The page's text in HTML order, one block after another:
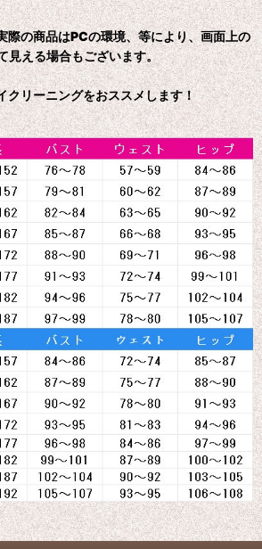
際の商品はPCの環境、等により、画面上の
見える場合もございます。
クリーニングをおススメします！